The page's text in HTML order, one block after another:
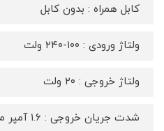
کابل همراه : بدون کابل
ولتاژ ورودی : ۱۰۰-۲۴۰ ولت
ولتاژ خروجی : ۲۰ ولت
شدت جریان خروجی : ۱.۶ آمپر مخصوص موبایل